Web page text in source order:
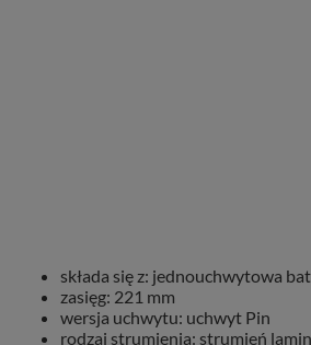
składa się z: jednouchwytowa
zasięg: 221 mm
wersja uchwytu: uchwyt Pin
rodzaj strumienia: strumień